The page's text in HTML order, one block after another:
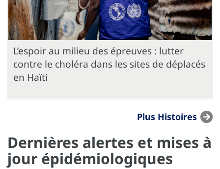
L’espoir au milieu des épreuves : lutter
contre le choléra dans les sites de déplacés
en Haïti
Plus Histoires
Dernières alertes et mises à
jour épidémiologiques